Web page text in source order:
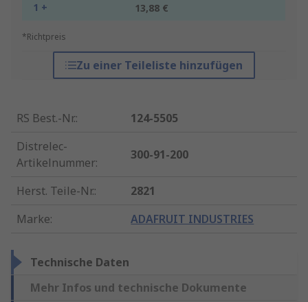
1 + 13,88 €
*Richtpreis
Zu einer Teileliste hinzufügen
RS Best.-Nr.:
124-5505
Distrelec-
Artikelnummer:
300-91-200
Herst. Teile-Nr.:
2821
Marke: ADAFRUIT INDUSTRIES
Technische Daten
Mehr Infos und technische Dokumente